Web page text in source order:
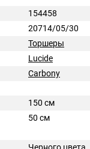
154458
20714/05/30
Торшеры
Lucide
Carbony
150 см
50 см